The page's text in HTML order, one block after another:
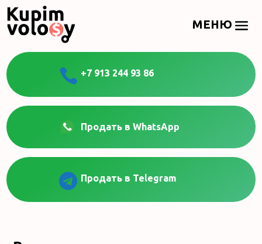
 +7 913 244 93 86
Продать в WhatsApp
 Продать в Telegram